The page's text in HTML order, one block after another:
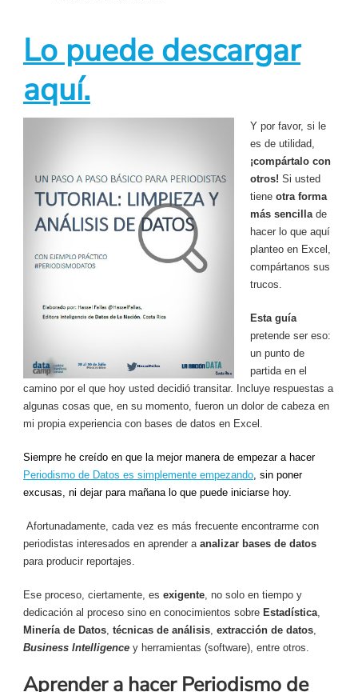
Lo puede descargar
aquí.
Y por favor, si le
es de utilidad,
¡compártalo con
otros! Si usted
tiene otra forma
más sencil lade
hacer lo que aquí
planteo en Excel,
compártanos sus
trucos.
Esta guía
pretende ser eso:
un punto de
partida en el
camino por el que hoy usted decidió transitar. Incluye respuestas a
algunas cosas que, en su momento, fueron un dolor de cabeza en
mi propia experiencia con bases de datos en Excel.
Siempre he creído en que la mejor manera de empezar a hacer
Periodismo de Datos es simplemente empezando , sin poner
excusas, ni dejar para mañana lo que puede iniciarse hoy.
Afortunadamente, cada vez es más frecuente encontrarme con
periodistas interesados en aprender a analizar bases de datos
para producir reportajes.
Ese proceso, ciertamente, es exigente , no solo en tiempo y
dedicación al proceso sino en conocimientos sobre Estadística
Minería de Datos técnicas de análisis extracción de datos
Business Intelligence y herramientas (software), entre otros.
Aprender a hacer Periodismo de